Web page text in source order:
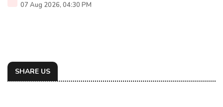
07 Aug 2026, 04:30 PM
SHARE US